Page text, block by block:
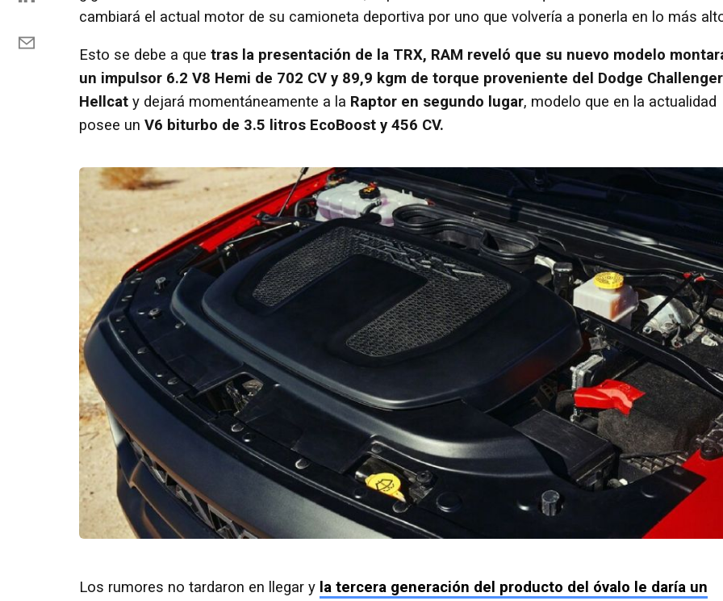
cambiará el actual motor de su camioneta deportiva por uno que volvería a ponerla en lo más
Esto se debe a que tras la presentación de la TRX, RAM reveló que su nuevo modelo
un impulsor 6.2 V8 Hemi de 702 CV y 89,9 kgm de torque proveniente del Dodge Challenger
Hellcat y dejará momentáneamente a la Raptor en segundo lugar, modelo que en la actualidad
posee un V6 biturbo de 3.5 litros EcoBoost y 456 CV.
Los rumores no tardaron en llegar y la tercera generación del producto del óvalo le daría un